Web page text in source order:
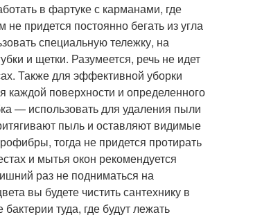
в фартуке с карманами, где
придется постоянно бегать из угла
специальную тележку, на
и щетки. Разумеется, речь не идет
Также для эффективной уборки
поверхности и определенного
— использовать для удаления пыли
пыль и оставляют видимые
тогда не придется протирать
и мытья окон рекомендуется
раз не подниматься на
вы будете чистить сантехнику в
туда, где будут лежать